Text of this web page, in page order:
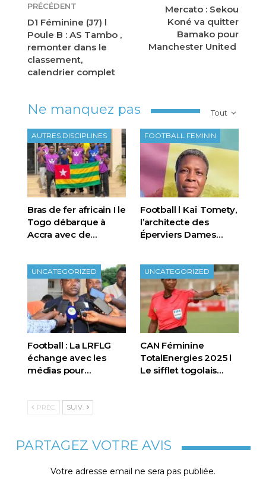
PRÉCÉDENT
D1 Féminine (J7) l
Poule B : AS Tambo ,
remonter dans le
classement,
calendrier complet
Mercato : Sekou
Koné va quitter
Bamako pour
Manchester United
Tout
Ne manquez pas
AUTRES DISCIPLINES
Bras de fer africain I le
Togo débarque à
Accra avec de…
FOOTBALL FEMININ
Football l Kaï Tomety,
l’architecte des
Éperviers Dames…
UNCATEGORIZED
Football : La LRFLG
échange avec les
médias pour…
UNCATEGORIZED
CAN Féminine
TotalEnergies 2025 l
Le sifflet togolais…
PRÉC. SUIV.
PARTAGEZ VOTRE AVIS
Votre adresse email ne sera pas publiée.